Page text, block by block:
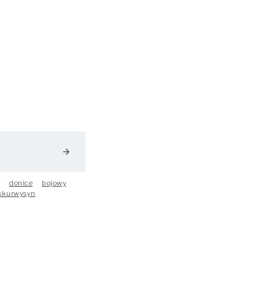
arrow_forward
donice
bojowy